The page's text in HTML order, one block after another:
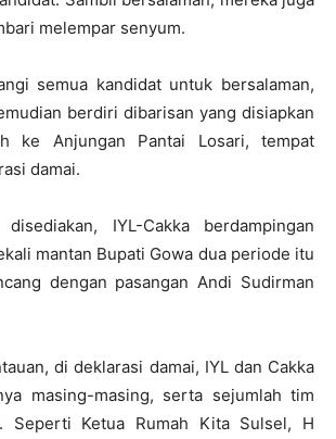
melempar senyum.
semua kandidat untuk bersalaman,
berdiri dibarisan yang disiapkan
ke Anjungan Pantai Losari, tempat
damai.
IYL-Cakka berdampingan
mantan Bupati Gowa dua periode itu
dengan pasangan Andi Sudirman
di deklarasi damai, IYL dan Cakka
masing-masing, serta sejumlah tim
Seperti Ketua Rumah Kita Sulsel, H